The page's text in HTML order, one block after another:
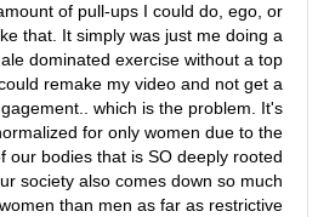
of pull-ups I could do, ego, or
that. It simply was just me doing a
dominated exercise without a top
remake my video and not get a
which is the problem. It's
for only women due to the
our bodies that is SO deeply rooted
society also comes down so much
than men as far as restrictive